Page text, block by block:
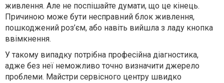
живлення. Але не поспішайте думати, що це кінець.
Причиною може бути несправний блок живлення,
пошкоджений роз’єм, або навіть вийшла з ладу кнопка
ввімкнення.
У такому випадку потрібна професійна діагностика,
адже без неї неможливо точно визначити джерело
проблеми. Майстри сервісного центру швидко